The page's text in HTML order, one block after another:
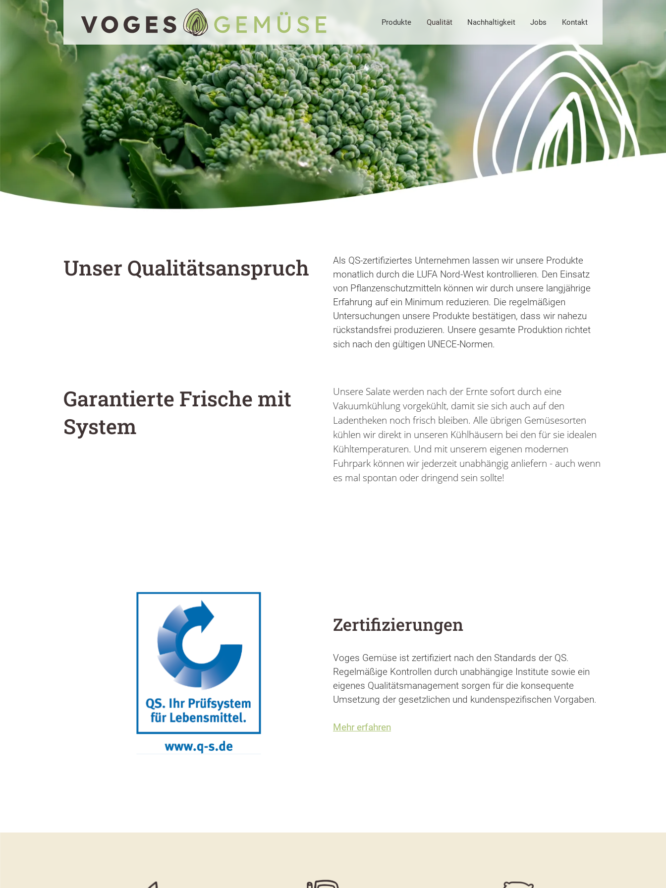
Produkte Qualität Nachhaltigkeit Jobs Kontakt
Unser Qualitätsanspruch
Als QS-zertifiziertes Unternehmen lassen wir unsere Produkte
monatlich durch die LUFA Nord-West kontrollieren. Den Einsatz
von Pflanzenschutzmitteln können wir durch unsere langjährige
Erfahrung auf ein Minimum reduzieren. Die regelmäßigen
Untersuchungen unsere Produkte bestätigen, dass wir nahezu
rückstandsfrei produzieren. Unsere gesamte Produktion richtet
sich nach den gültigen UNECE-Normen.
Garantierte Frische mit
System
Unsere Salate werden nach der Ernte sofort durch eine
Vakuumkühlung vorgekühlt, damit sie sich auch auf den
Ladentheken noch frisch bleiben. Alle übrigen Gemüsesorten
kühlen wir direkt in unseren Kühlhäusern bei den für sie idealen
Kühltemperaturen. Und mit unserem eigenen modernen
Fuhrpark können wir jederzeit unabhängig anliefern - auch wenn
es mal spontan oder dringend sein sollte!
Zertifizierungen
Voges Gemüse ist zertifiziert nach den Standards der QS.
Regelmäßige Kontrollen durch unabhängige Institute sowie ein
eigenes Qualitätsmanagement sorgen für die konsequente
Umsetzung der gesetzlichen und kundenspezifischen Vorgaben.
Mehr erfahren